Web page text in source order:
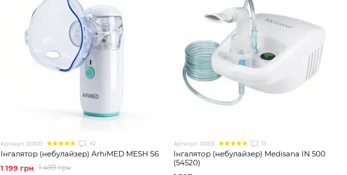
Артикул: 20200 42
Інгалятор (небулайзер) ArhiMED MESH S6
1 499 грн
1 199 грн
Артикул: 10003 15
Інгалятор (небулайзер) Medisana IN 500
(54520)